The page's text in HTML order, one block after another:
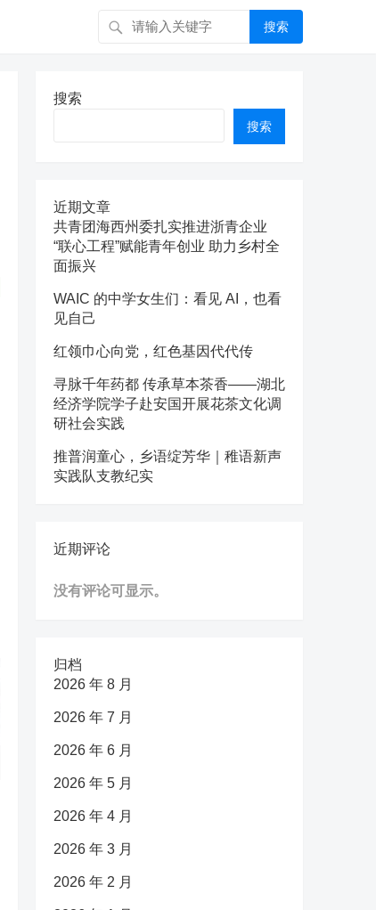
搜索
搜索
搜索
近期文章
共青团海西州委扎实推进浙青企业
“联心工程”赋能青年创业 助力乡村全
面振兴
WAIC 的中学女生们：看见 AI，也看
见自己
红领巾心向党，红色基因代代传
寻脉千年药都 传承草本茶香——湖北
经济学院学子赴安国开展花茶文化调
研社会实践
推普润童心，乡语绽芳华｜稚语新声
实践队支教纪实
近期评论
没有评论可显示。
归档
2026 年 8 月
2026 年 7 月
2026 年 6 月
2026 年 5 月
2026 年 4 月
2026 年 3 月
2026 年 2 月